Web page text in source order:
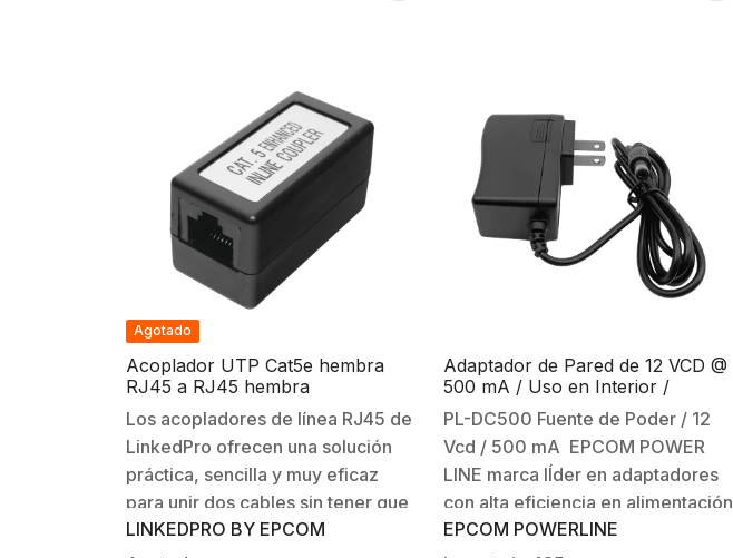
Agotado
Acoplador UTP Cat5e hembra
RJ45 a RJ45 hembra
Los acopladores de línea RJ45 de
LinkedPro ofrecen una solución
práctica, sencilla y muy eficaz
para unir dos cables sin tener que
reemplazar los cables existentes,
LINKEDPRO BY EPCOM
Adaptador de Pared de 12 VCD @
500 mA / Uso en Interior /
Múltiples Usos
PL-DC500 Fuente de Poder / 12
Vcd / 500 mA EPCOM POWER
LINE marca lÍder en adaptadores
con alta eficiencia en alimentación
para equipos de seguridad
EPCOM POWERLINE